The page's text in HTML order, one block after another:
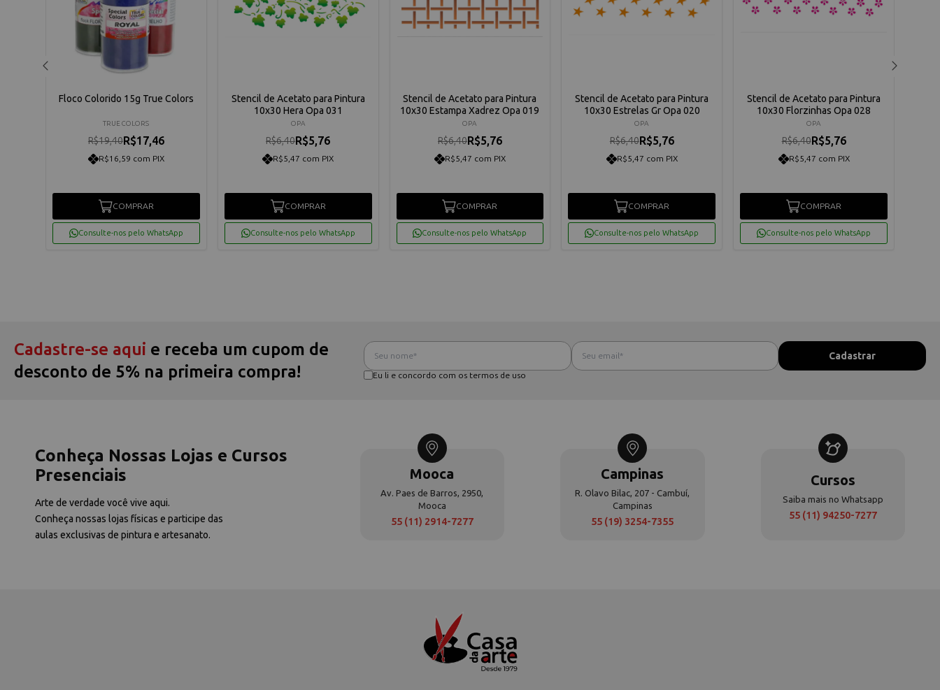
Floco Colorido 15g True Colors
TRUE COLORS
R$19,40R$17,46
R$16,59 com PIX
COMPRAR
Consulte-nos pelo WhatsApp
Stencil de Acetato para Pintura
10x30 Hera Opa 031
OPA
R$6,40R$5,76
R$5,47 com PIX
COMPRAR
Consulte-nos pelo WhatsApp
Stencil de Acetato para Pintura
10x30 Estampa Xadrez Opa 019
OPA
R$6,40R$5,76
R$5,47 com PIX
COMPRAR
Consulte-nos pelo WhatsApp
Stencil de Acetato para Pintura
10x30 Estrelas Gr Opa 020
OPA
R$6,40R$5,76
R$5,47 com PIX
COMPRAR
Consulte-nos pelo WhatsApp
Stencil de Acetato para Pintura
10x30 Florzinhas Opa 028
OPA
R$6,40R$5,76
R$5,47 com PIX
COMPRAR
Consulte-nos pelo WhatsApp
Cadastre-se aqui e receba um cupom de
desconto de 5% na primeira compra!
Eu li e concordo com os termos de uso
Conheça Nossas Lojas e Cursos
Presenciais
Arte de verdade você vive aqui.
Conheça nossas lojas físicas e participe das
aulas exclusivas de pintura e artesanato.
Mooca
Av. Paes de Barros, 2950,
Mooca
55 (11) 2914-7277
Campinas
R. Olavo Bilac, 207 - Cambuí,
Campinas
55 (19) 3254-7355
Cursos
Saiba mais no Whatsapp
55 (11) 94250-7277